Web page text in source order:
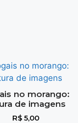
no morango:
de imagens
R$ 5,00